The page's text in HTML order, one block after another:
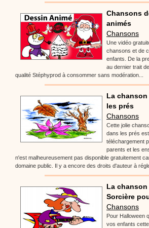
Chansons
animés
Chansons
Une vidéo
chansons et de
enfants. De la
au dernier trait
qualité Stéphyprod à consommer sans modération...
La
les prés
Chansons
Cette jolie
dans les prés
téléchargement
parents et les
n'est malheureusement pas disponible gratuitement
domaine public. Il y a encore des droits d'auteur à
La
Sorcière
Chansons
Pour Halloween
vos enfants